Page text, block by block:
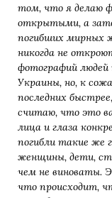
том, что я делаю
открытыми, а
погибших мирных
никогда не
фотографий
Украины, но, к
последних
считаю, что это
лица и глаза
погибли такие же
женщины, дети,
чем не виноваты.
что происходит,